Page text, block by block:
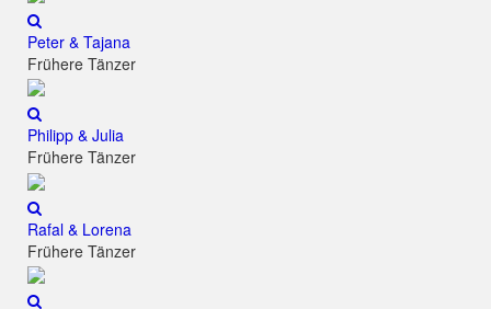
Peter & Tajana
Frühere Tänzer
Philipp & Julia
Frühere Tänzer
Rafal & Lorena
Frühere Tänzer